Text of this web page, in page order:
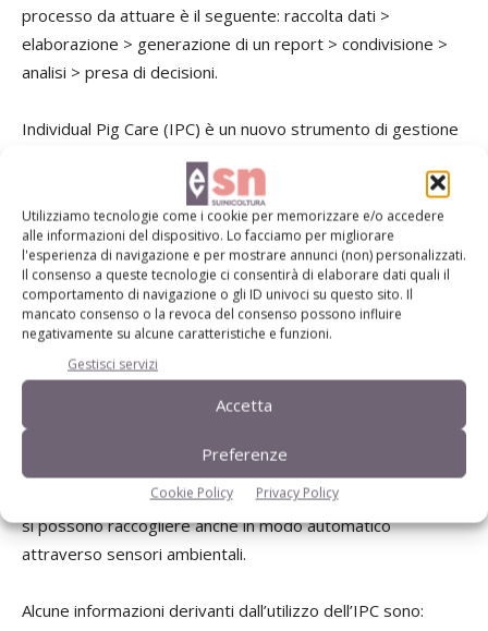
Utilizziamo tecnologie come i cookie per memorizzare e/o accedere
alle informazioni del dispositivo. Lo facciamo per migliorare
l'esperienza di navigazione e per mostrare annunci (non) personalizzati.
Il consenso a queste tecnologie ci consentirà di elaborare dati quali il
comportamento di navigazione o gli ID univoci su questo sito. Il
mancato consenso o la revoca del consenso possono influire
negativamente su alcune caratteristiche e funzioni.
Gestisci servizi
Accetta
Preferenze
Cookie Policy Privacy Policy
processo da attuare è il seguente: raccolta dati >
elaborazione > generazione di un report > condivisione >
analisi > presa di decisioni.
Individual Pig Care (IPC) è un nuovo strumento di gestione
per gli allevatori di suini, basato sull’osservazione
giornaliera dei suini e sull’individuazione precoce dei
problemi sanitari, messo a punto dallo staff di Piñeiro.
Questo lavoro è durato tre anni, ha coinvolto 169 aziende
di 19 paesi diversi e circa un milione di suini osservati.
Questo studio ha dimostrato quanto sia importante
lavorare in modo informatico con i dati all’interno degli
allevamenti di suini. Infatti in molti degli allevamenti seguiti
si è assistito a un miglioramento degli indici sanitari e a una
riduzione dell’uso di antibiotici, proprio come conseguenza
delle decisioni intraprese (Fig. 3). Ovviamente la quantità di
informazioni che possiamo avere dipende dalla quantità di
dati che raccogliamo, ma per fortuna oggigiorno molti dati
si possono raccogliere anche in modo automatico
attraverso sensori ambientali.
Alcune informazioni derivanti dall’utilizzo dell’IPC sono: